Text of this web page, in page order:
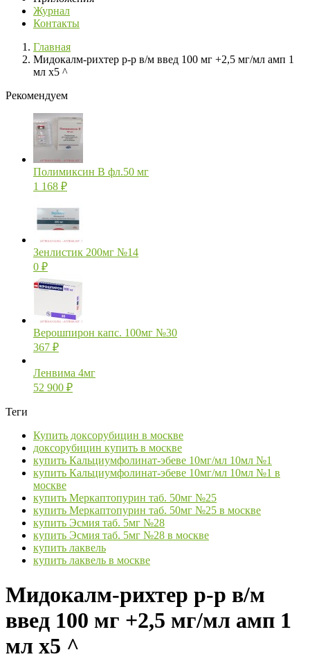
Журнал
Контакты
Главная
Мидокалм-рихтер р-р в/м введ 100 мг +2,5 мг/мл амп 1
мл х5 ^
Рекомендуем
Полимиксин В фл.50 мг
1 168 ₽
Зенлистик 200мг №14
0 ₽
Верошпирон капс. 100мг №30
367 ₽
Ленвима 4мг
52 900 ₽
Теги
Купить доксорубицин в москве
доксорубицин купить в москве
купить Кальциумфолинат-эбеве 10мг/мл 10мл №1
купить Кальциумфолинат-эбеве 10мг/мл 10мл №1 в
москве
купить Меркаптопурин таб. 50мг №25
купить Меркаптопурин таб. 50мг №25 в москве
купить Эсмия таб. 5мг №28
купить Эсмия таб. 5мг №28 в москве
купить лаквель
купить лаквель в москве
Мидокалм-рихтер р-р в/м
введ 100 мг +2,5 мг/мл амп 1
мл х5 ^